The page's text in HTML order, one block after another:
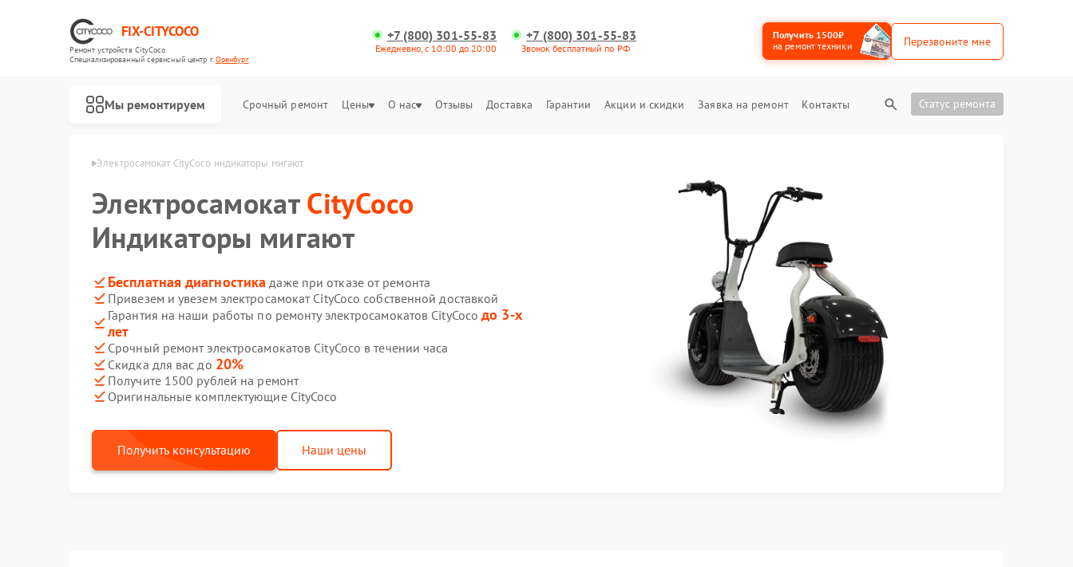
FIX-CITYCOCO
Ремонт устройств CityCoco
Специализированный cервисный центр г.Оренбург
+7 (800) 301-55-83
Ежедневно, с 10:00 до 20:00
+7 (800) 301-55-83
Звонок бесплатный по РФ
Получить 1500₽
на ремонт техники
Перезвоните мне
Мы ремонтируем Срочный ремонт Цены О нас Отзывы Доставка Гарантии Акции и скидки Заявка на ремонт Контакты Статус ремонта
в Оренбурге Электросамокат CityCoco индикаторы мигают
ЭлектросамокатCityCoco
Индикаторы мигают
Бесплатная диагностика даже при отказе от ремонта
Привезем и увезем электросамокат CityCoco собственной доставкой
Гарантия на наши работы по ремонту электросамокатов CityCocoдо 3-х
лет
Срочный ремонт электросамокатов CityCoco в течении часа
Скидка для вас до 20%
Получите 1500 рублей на ремонт
Оригинальные комплектующие CityCoco
Получить консультацию Наши цены